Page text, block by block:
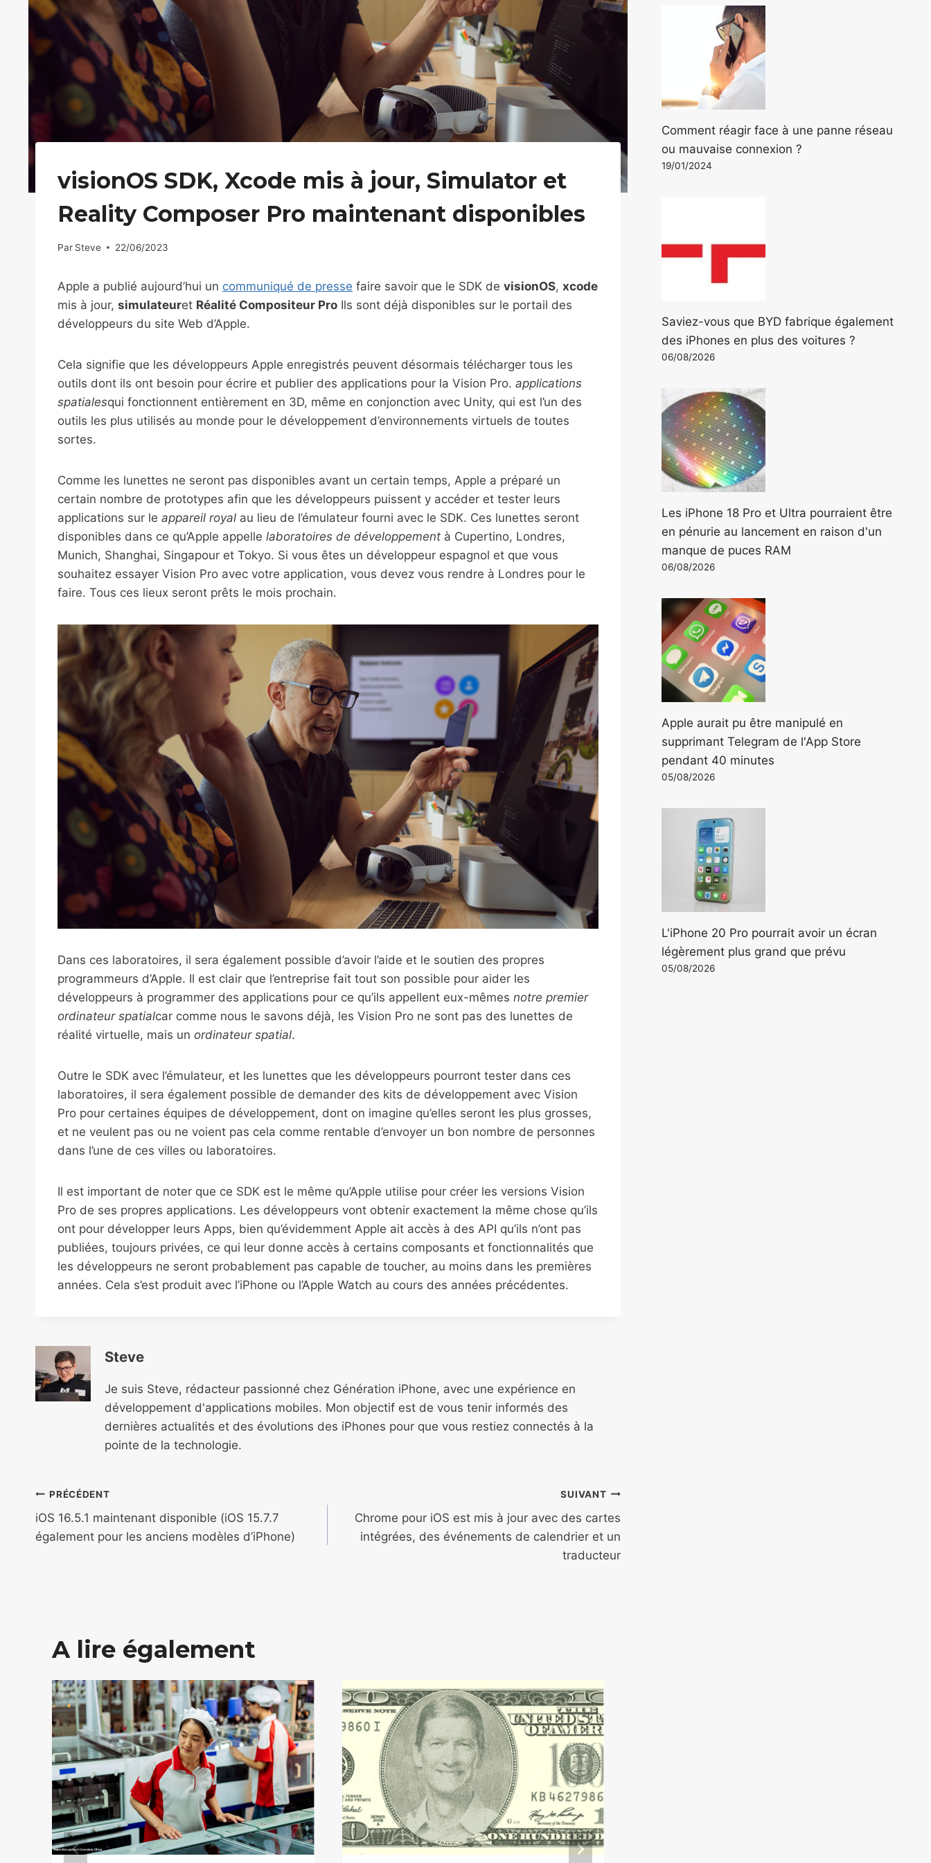
visionOS SDK, Xcode mis à jour, Simulator et
Reality Composer Pro maintenant disponibles
Par Steve 22/06/2023
Apple a publié aujourd’hui un communiqué de presse faire savoir que le SDK de visionOS, xcode
mis à jour, simulateuret Réalité Compositeur Pro Ils sont déjà disponibles sur le portail des
développeurs du site Web d’Apple.
Cela signifie que les développeurs Apple enregistrés peuvent désormais télécharger tous les
outils dont ils ont besoin pour écrire et publier des applications pour la Vision Pro. applications
spatialesqui fonctionnent entièrement en 3D, même en conjonction avec Unity, qui est l’un des
outils les plus utilisés au monde pour le développement d’environnements virtuels de toutes
sortes.
Comme les lunettes ne seront pas disponibles avant un certain temps, Apple a préparé un
certain nombre de prototypes afin que les développeurs puissent y accéder et tester leurs
applications sur le appareil royal au lieu de l’émulateur fourni avec le SDK. Ces lunettes seront
disponibles dans ce qu’Apple appelle laboratoires de développement à Cupertino, Londres,
Munich, Shanghai, Singapour et Tokyo. Si vous êtes un développeur espagnol et que vous
souhaitez essayer Vision Pro avec votre application, vous devez vous rendre à Londres pour le
faire. Tous ces lieux seront prêts le mois prochain.
Dans ces laboratoires, il sera également possible d’avoir l’aide et le soutien des propres
programmeurs d’Apple. Il est clair que l’entreprise fait tout son possible pour aider les
développeurs à programmer des applications pour ce qu’ils appellent eux-mêmes notre premier
ordinateur spatialcar comme nous le savons déjà, les Vision Pro ne sont pas des lunettes de
réalité virtuelle, mais un ordinateur spatial.
Outre le SDK avec l’émulateur, et les lunettes que les développeurs pourront tester dans ces
laboratoires, il sera également possible de demander des kits de développement avec Vision
Pro pour certaines équipes de développement, dont on imagine qu’elles seront les plus grosses,
et ne veulent pas ou ne voient pas cela comme rentable d’envoyer un bon nombre de personnes
dans l’une de ces villes ou laboratoires.
Il est important de noter que ce SDK est le même qu’Apple utilise pour créer les versions Vision
Pro de ses propres applications. Les développeurs vont obtenir exactement la même chose qu’ils
ont pour développer leurs Apps, bien qu’évidemment Apple ait accès à des API qu’ils n’ont pas
publiées, toujours privées, ce qui leur donne accès à certains composants et fonctionnalités que
les développeurs ne seront probablement pas capable de toucher, au moins dans les premières
années. Cela s’est produit avec l’iPhone ou l’Apple Watch au cours des années précédentes.
Steve
Je suis Steve, rédacteur passionné chez Génération iPhone, avec une expérience en
développement d'applications mobiles. Mon objectif est de vous tenir informés des
dernières actualités et des évolutions des iPhones pour que vous restiez connectés à la
pointe de la technologie.
Navigation
de
l’article
PRÉCÉDENT
iOS 16.5.1 maintenant disponible (iOS 15.7.7
également pour les anciens modèles d’iPhone)
SUIVANT
Chrome pour iOS est mis à jour avec des cartes
intégrées, des événements de calendrier et un
traducteur
A lire également
Comment réagir face à une panne réseau
ou mauvaise connexion ?
19/01/2024
Saviez-vous que BYD fabrique également
des iPhones en plus des voitures ?
06/08/2026
Les iPhone 18 Pro et Ultra pourraient être
en pénurie au lancement en raison d'un
manque de puces RAM
06/08/2026
Apple aurait pu être manipulé en
supprimant Telegram de l'App Store
pendant 40 minutes
05/08/2026
L'iPhone 20 Pro pourrait avoir un écran
légèrement plus grand que prévu
05/08/2026